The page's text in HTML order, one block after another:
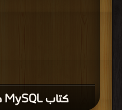
كتاب MySQL حتى الإجتراف PDF